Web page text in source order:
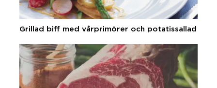
Grillad biff med vårprimörer och potatissallad